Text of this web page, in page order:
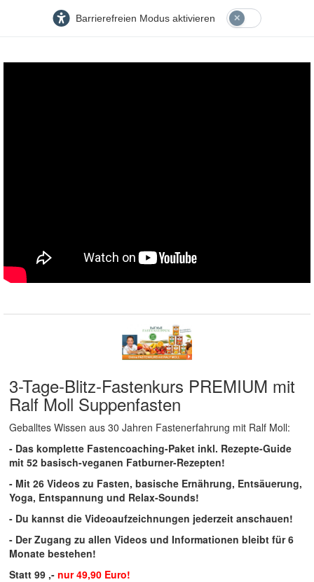
Barrierefreien Modus aktivieren
3-Tage-Blitz-Fastenkurs PREMIUM mit
Ralf Moll Suppenfasten
Geballtes Wissen aus 30 Jahren Fastenerfahrung mit Ralf Moll:
- Das komplette Fastencoaching-Paket inkl. Rezepte-Guide
mit 52 basisch-veganen Fatburner-Rezepten!
- Mit 26 Videos zu Fasten, basische Ernährung, Entsäuerung,
Yoga, Entspannung und Relax-Sounds!
- Du kannst die Videoaufzeichnungen jederzeit anschauen!
- Der Zugang zu allen Videos und Informationen bleibt für 6
Monate bestehen!
Statt 99 ,- nur 49,90 Euro!